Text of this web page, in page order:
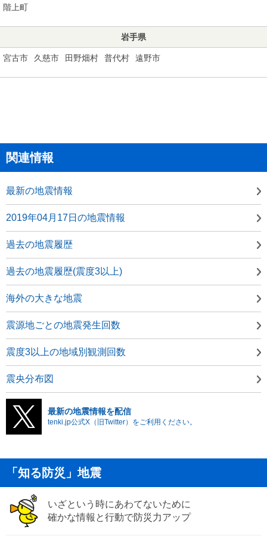
階上町
岩手県
宮古市 久慈市 田野畑村 普代村 遠野市
関連情報
最新の地震情報
2019年04月17日の地震情報
過去の地震履歴
過去の地震履歴(震度3以上)
海外の大きな地震
震源地ごとの地震発生回数
震度3以上の地域別観測回数
震央分布図
最新の地震情報を配信
tenki.jp公式X（旧Twitter）をご利用ください。
「知る防災」地震
いざという時にあわてないために
確かな情報と行動で防災力アップ